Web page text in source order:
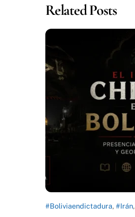
Related Posts
#Boliviaendictadura, #Irán,